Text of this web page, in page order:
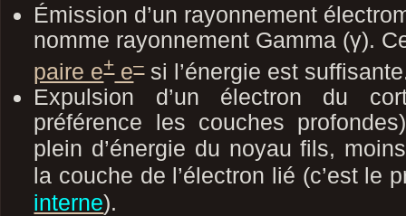
Émission d’un rayonnement
nomme rayonnement Gamma (γ).
paire e+e–si l’énergie est
Expulsion d’un électron du
préférence les couches
plein d’énergie du noyau fils,
la couche de l’électron lié (c’est le
interne).